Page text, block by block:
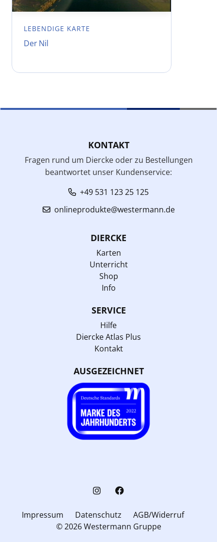
LEBENDIGE KARTE
Der Nil
KONTAKT
Fragen rund um Diercke oder zu Bestellungen
beantwortet unser Kundenservice:
+49 531 123 25 125
onlineprodukte@westermann.de
DIERCKE
Karten
Unterricht
Shop
Info
SERVICE
Hilfe
Diercke Atlas Plus
Kontakt
AUSGEZEICHNET
Impressum Datenschutz
AGB/Widerruf
© 2026 Westermann Gruppe